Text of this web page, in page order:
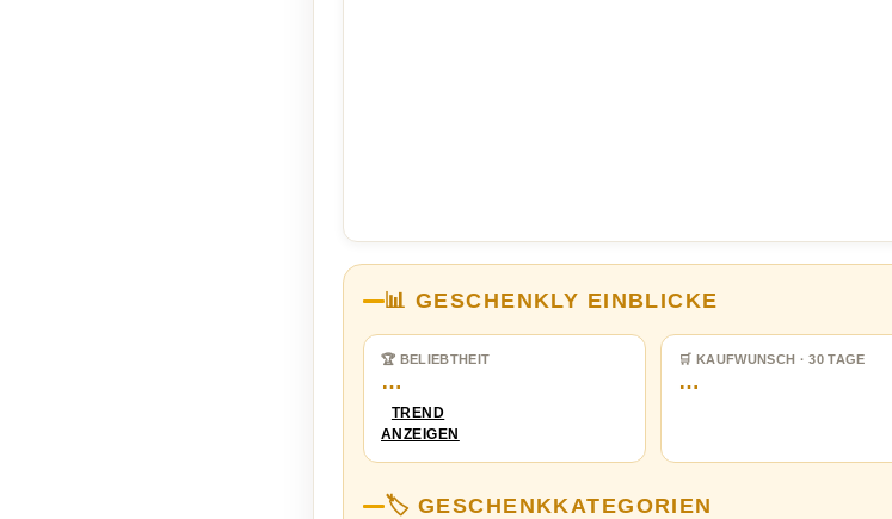
📊 GESCHENKLY EINBLICKE
🏆 BELIEBTHEIT
…
TREND
ANZEIGEN
🛒 KAUFWUNSCH · 30 TAGE
…
🏷️ GESCHENKKATEGORIEN